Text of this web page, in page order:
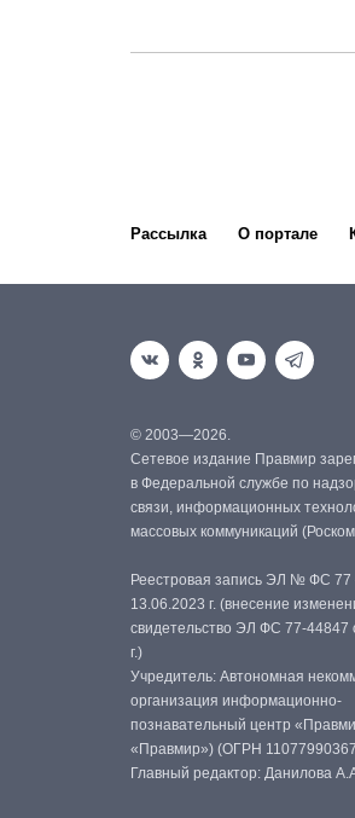
Рассылка О портале
© 2003—2026.
Сетевое издание Правмир
в Федеральной службе по
связи, информационных
массовых коммуникаций
Реестровая запись ЭЛ № ФС 77
13.06.2023 г. (внесение
свидетельство ЭЛ ФС 77-44847
г.)
Учредитель: Автономная
организация информационно-
познавательный центр
«Правмир») (ОГРН
Главный редактор: Данилова